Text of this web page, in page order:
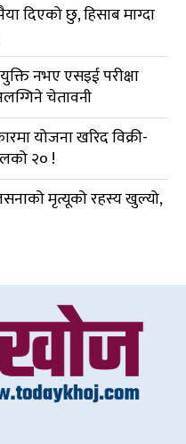
दिएको छु, हिसाब माग्दा
नभए एसइई परीक्षा
चेतावनी
योजना खरिद विक्री-
२० !
मृत्यूको रहस्य खुल्यो,